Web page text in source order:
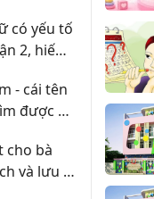
có yếu tố
2, hiếm
- cái tên
được ở
cho bà
và lưu ý